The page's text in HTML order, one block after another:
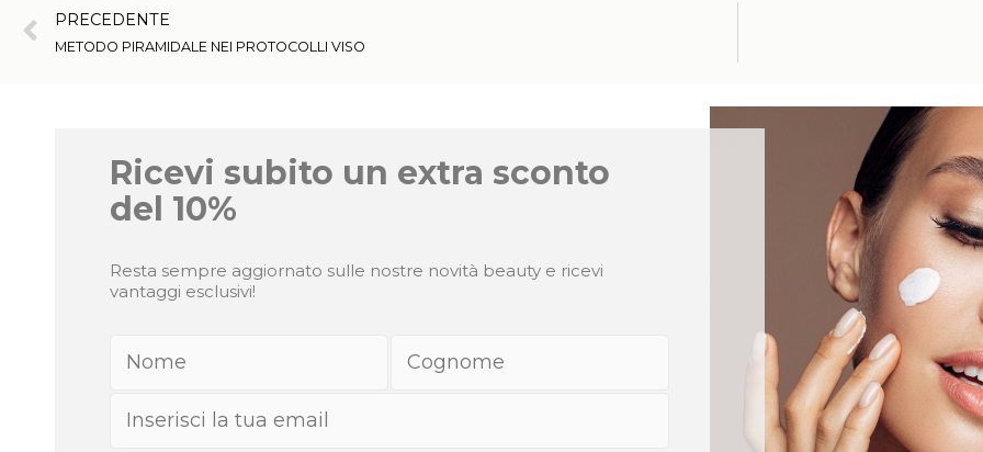
PRECEDENTE
METODO PIRAMIDALE NEI PROTOCOLLI VISO
Ricevi subito un extra sconto
del 10%
Resta sempre aggiornato sulle nostre novità beauty e ricevi
vantaggi esclusivi!